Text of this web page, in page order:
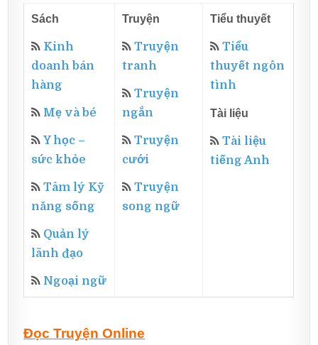
Sách
Kinh
doanh bán
hàng
Mẹ và bé
Y học –
sức khỏe
Tâm lý Kỹ
năng sống
Quản lý
lãnh đạo
Ngoại ngữ
Truyện
Truyện
tranh
Truyện
ngắn
Truyện
cưới
Truyện
song ngữ
Tiểu thuyết
Tiểu
thuyết ngôn
tình
Tài liệu
Tài liệu
tiếng Anh
Đọc Truyện Online